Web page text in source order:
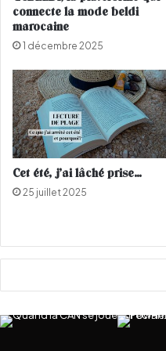
a
j
o
a
i
l
l
e
r
i
e
t
u
r
d
u
M
a
r
o
à
r
e
connecte la mode beldi
marocaine
1 décembre 2025
Cet été, j’ai lâché prise…
25 juillet 2025